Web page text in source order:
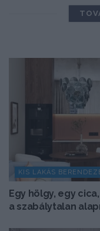
KIS LAKÁS
Egy hölgy, egy
a szabálytalan